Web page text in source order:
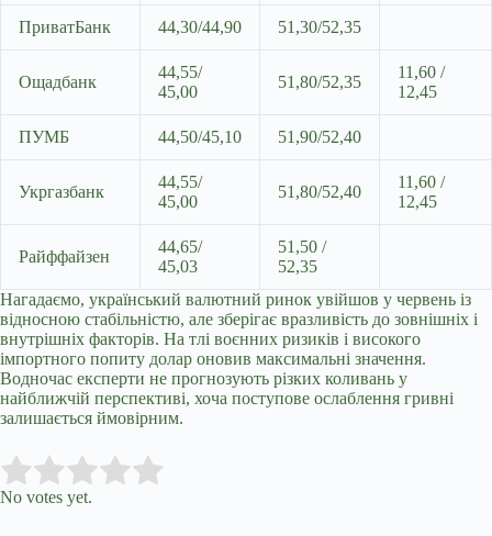
ПриватБанк 44,30/44,90 51,30/52,35
Ощадбанк
44,55/
45,00
51,80/52,35
11,60 /
12,45
ПУМБ 44,50/45,10 51,90/52,40
Укргазбанк
44,55/
45,00
51,80/52,40
11,60 /
12,45
Райффайзен
44,65/
45,03
51,50 /
52,35
Нагадаємо, український валютний ринок увійшов у червень із
відносною стабільністю, але зберігає вразливість до зовнішніх і
внутрішніх факторів. На тлі воєнних ризиків і високого
імпортного попиту долар оновив максимальні значення.
Водночас експерти не прогнозують різких коливань у
найближчій перспективі, хоча поступове ослаблення гривні
залишається ймовірним.
Rate this item:
No votes yet.